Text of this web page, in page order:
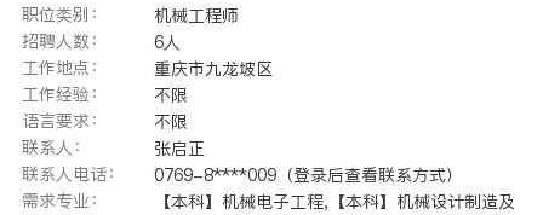
职位类别：
机械工程师
招聘人数：
6人
工作地点：
重庆市九龙坡区
工作经验：
不限
语言要求：
不限
联系人：
张启正
联系人电话：
0769-8****009（登录后查看联系方式）
需求专业：
【本科】机械电子工程,【本科】机械设计制造及